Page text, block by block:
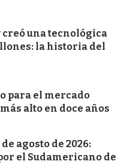
una tecnológica
la historia del
para el mercado
alto en doce años
agosto de 2026:
el Sudamericano de